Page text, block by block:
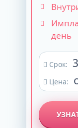
день
Срок:
Цена: